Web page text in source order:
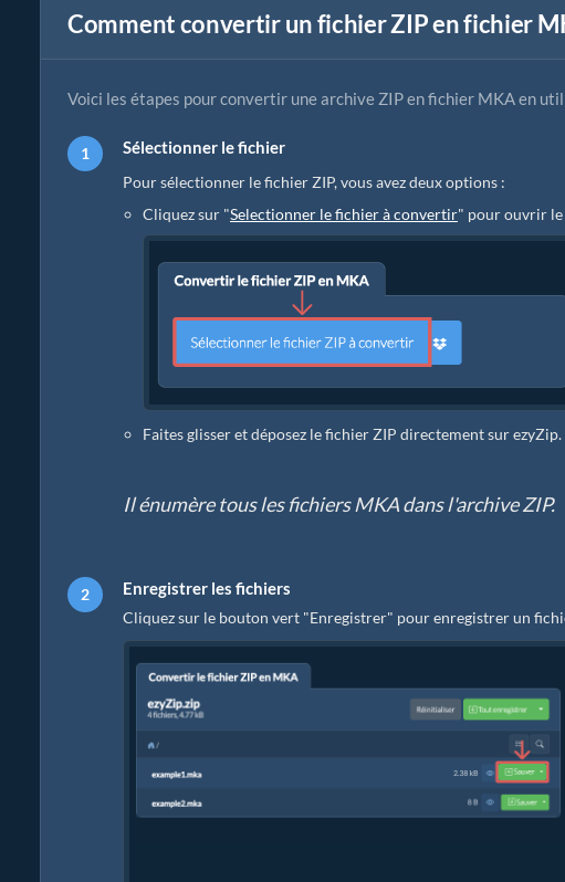
Comment convertir un fichier ZIP en fichier
Voici les étapes pour convertir une archive ZIP en fichier MKA en
Sélectionner le fichier
Pour sélectionner le fichier ZIP, vous avez deux options :
Cliquez sur "Selectionner le fichier à convertir" pour ouvrir le
Faites glisser et déposez le fichier ZIP directement sur ezyZip.
Il énumère tous les fichiers MKA dans l'archive ZIP.
Enregistrer les fichiers
Cliquez sur le bouton vert "Enregistrer" pour enregistrer un